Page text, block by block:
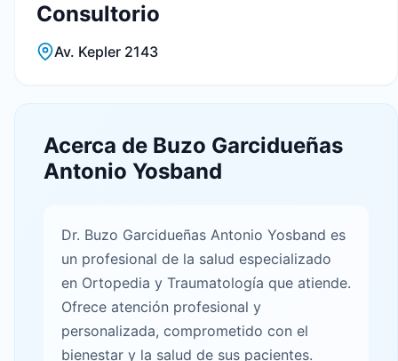
Consultorio
Av. Kepler 2143
Acerca de Buzo Garcidueñas
Antonio Yosband
Dr. Buzo Garcidueñas Antonio Yosband es
un profesional de la salud especializado
en Ortopedia y Traumatología que atiende.
Ofrece atención profesional y
personalizada, comprometido con el
bienestar y la salud de sus pacientes.